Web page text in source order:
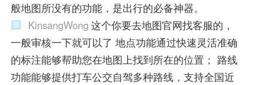
般地图所没有的功能，是出行的必备神器。
KinsangWong 这个你要去地图官网找客服的，
一般审核一下就可以了 地点功能通过快速灵活准确
的标注能够帮助您在地图上找到所在的位置； 路线
功能能够提供打车公交自驾多种路线，支持全国近